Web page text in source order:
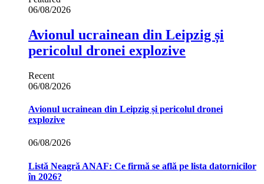
06/08/2026
Avionul ucrainean din Leipzig și
pericolul dronei explozive
Recent
06/08/2026
Avionul ucrainean din Leipzig și pericolul dronei
explozive
06/08/2026
Listă Neagră ANAF: Ce firmă se află pe lista datornicilor
în 2026?